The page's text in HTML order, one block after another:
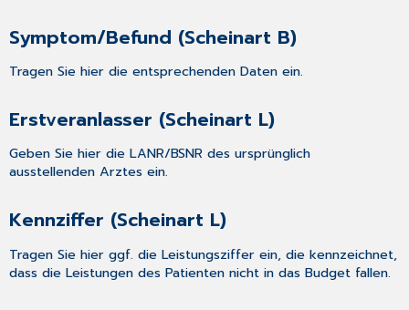
Symptom/Befund (Scheinart B)
Tragen Sie hier die entsprechenden Daten ein.
Erstveranlasser (Scheinart L)
Geben Sie hier die LANR/BSNR des ursprünglich
ausstellenden Arztes ein.
Kennziffer (Scheinart L)
Tragen Sie hier ggf. die Leistungsziffer ein, die kennzeichnet,
dass die Leistungen des Patienten nicht in das Budget fallen.